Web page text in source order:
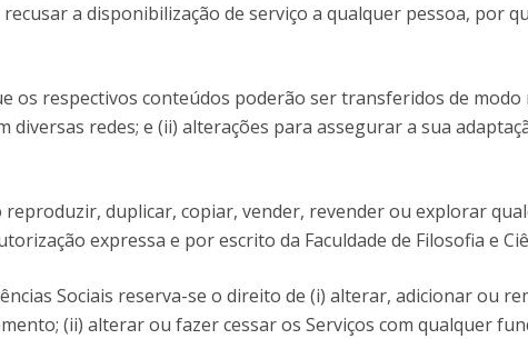
a disponibilização de serviço a qualquer pessoa, por
os respectivos conteúdos poderão ser transferidos de
diversas redes; e (ii) alterações para assegurar a sua
duplicar, copiar, vender, revender ou explorar
expressa e por escrito da Faculdade de Filosofia e
Sociais reserva-se o direito de (i) alterar, adicionar ou
(ii) alterar ou fazer cessar os Serviços com qualquer